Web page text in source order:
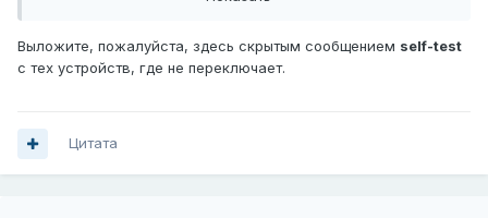
Выложите, пожалуйста, здесь скрытым сообщением self-test
с тех устройств, где не переключает.
Цитата